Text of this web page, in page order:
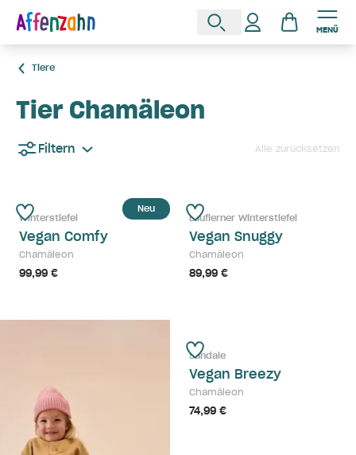
MENÜ
Tiere
Tier Chamäleon
Filtern Alle zurücksetzen
Neu
Winterstiefel
Vegan Comfy
Chamäleon
99,99 €
Lauflerner Winterstiefel
Vegan Snuggy
Chamäleon
89,99 €
Sandale
Vegan Breezy
Chamäleon
74,99 €